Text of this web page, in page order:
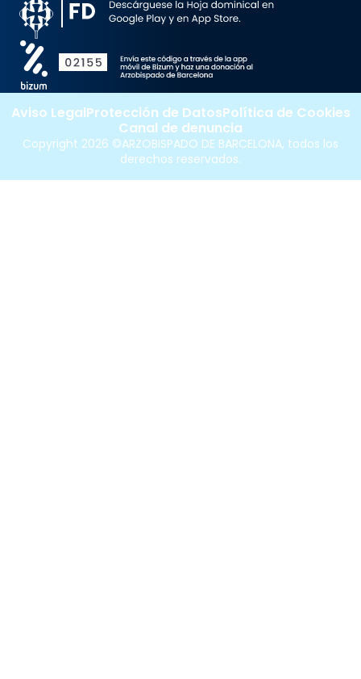
Copyright 2026 ©ARZOBISPADO DE BARCELONA, todos los
derechos reservados.
Aviso LegalProtección de DatosPolítica de Cookies
Canal de denuncia